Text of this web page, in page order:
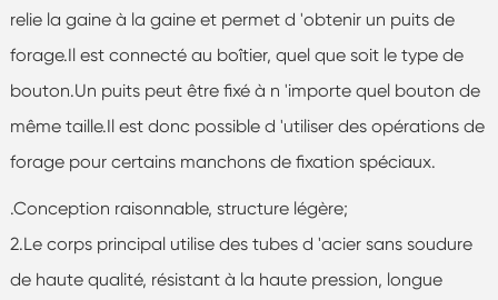
relie la gaine à la gaine et permet d 'obtenir un puits de
forage.Il est connecté au boîtier, quel que soit le type de
bouton.Un puits peut être fixé à n 'importe quel bouton de
même taille.Il est donc possible d 'utiliser des opérations de
forage pour certains manchons de fixation spéciaux.
.Conception raisonnable, structure légère;
2.Le corps principal utilise des tubes d 'acier sans soudure
de haute qualité, résistant à la haute pression, longue